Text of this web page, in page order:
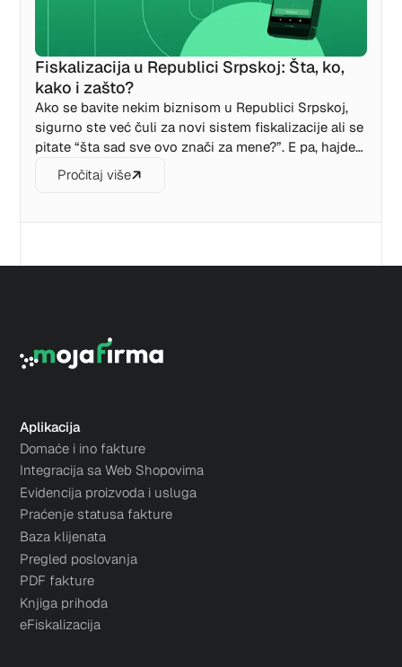
Fiskalizacija u Republici Srpskoj: Šta, ko,
kako i zašto?
Ako se bavite nekim biznisom u Republici Srpskoj,
sigurno ste već čuli za novi sistem fiskalizacije ali se
pitate “šta sad sve ovo znači za mene?”. E pa, hajde
da zajedno razbijemo ovu temu na proste korake i
razjasnimo šta je fiskalizacija, ko je mora sprovoditi,
Pročitaj više
Aplikacija
Domaće i ino fakture
Integracija sa Web Shopovima
Evidencija proizvoda i usluga
Praćenje statusa fakture
Baza klijenata
Pregled poslovanja
PDF fakture
Knjiga prihoda
eFiskalizacija